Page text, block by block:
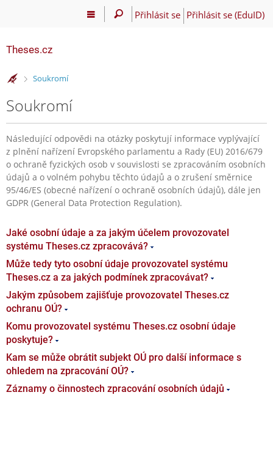
Přihlásit se Přihlásit se (EduID)
Theses.cz
>
Soukromí
Soukromí
Následující odpovědi na otázky poskytují informace vyplývající
z plnění nařízení Evropského parlamentu a Rady (EU) 2016/679
o ochraně fyzických osob v souvislosti se zpracováním osobních
údajů a o volném pohybu těchto údajů a o zrušení směrnice
95/46/ES (obecné nařízení o ochraně osobních údajů), dále jen
GDPR (General Data Protection Regulation).
Jaké osobní údaje a za jakým účelem provozovatel
systému Theses.cz zpracovává?
Může tedy tyto osobní údaje provozovatel systému
Theses.cz a za jakých podmínek zpracovávat?
Jakým způsobem zajišťuje provozovatel Theses.cz
ochranu OÚ?
Komu provozovatel systému Theses.cz osobní údaje
poskytuje?
Kam se může obrátit subjekt OÚ pro další informace s
ohledem na zpracování OÚ?
Záznamy o činnostech zpracování osobních údajů